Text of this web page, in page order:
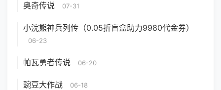
奥奇传说 07-31
小浣熊神兵列传（0.05折盲盒助力9980代金券）
06-23
帕瓦勇者传说 06-20
豌豆大作战 06-18